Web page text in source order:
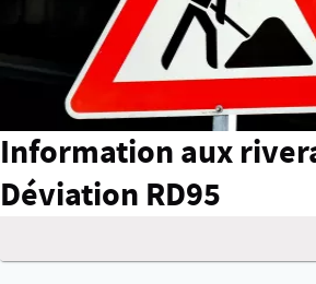
Information aux
Déviation RD95